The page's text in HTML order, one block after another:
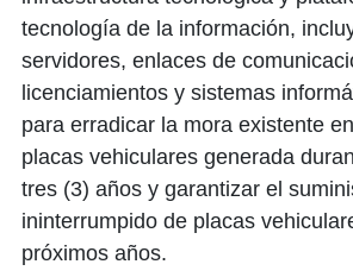
tecnología de la información,
servidores, enlaces de
licenciamientos y sistemas
para erradicar la mora existente
placas vehiculares generada
tres (3) años y garantizar el
ininterrumpido de placas
próximos años.